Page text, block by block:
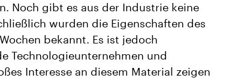
Noch gibt es aus der Industrie keine
wurden die Eigenschaften des
bekannt. Es ist jedoch
Technologieunternehmen und
Interesse an diesem Material zeigen